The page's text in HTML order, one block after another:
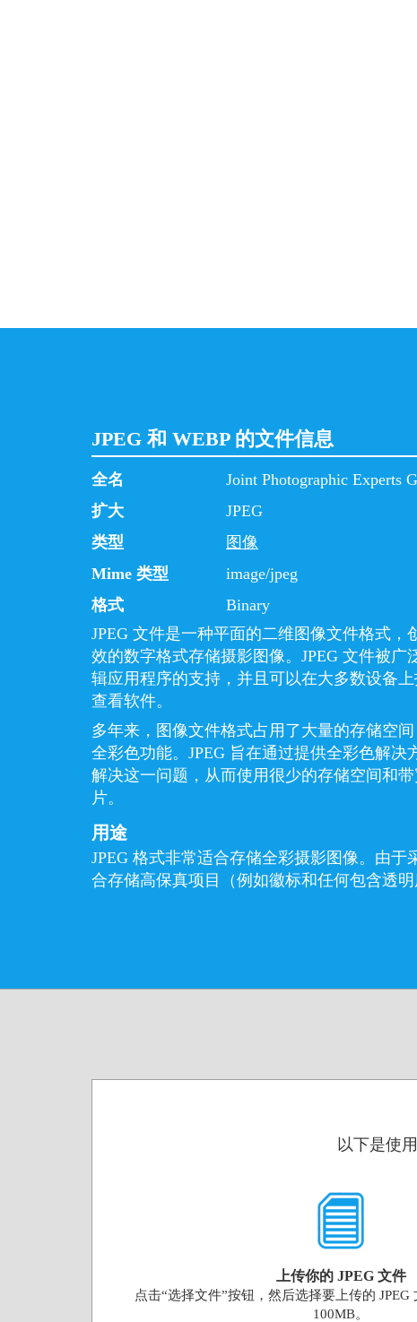
JPEG 和 WEBP 的文件信息
全名
Joint Photographic Experts
扩大
JPEG
类型
图像
Mime 类型
image/jpeg
格式
Binary
JPEG 文件是一种平面的二维图像文件格式，
效的数字格式存储摄影图像。JPEG 文件被广
辑应用程序的支持，并且可以在大多数设备
查看软件。
多年来，图像文件格式占用了大量的存储空
全彩色功能。JPEG 旨在通过提供全彩色解决
解决这一问题，从而使用很少的存储空间和
片。
用途
JPEG 格式非常适合存储全彩摄影图像。由于
合存储高保真项目（例如徽标和任何包含透明
以下是使
上传你的 JPEG 文件
点击“选择文件”按钮，然后选择要上传的
100MB。